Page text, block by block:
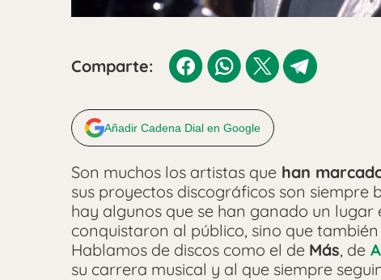
Comparte:
Añadir Cadena Dial en Google
Son muchos los artistas que han
sus proyectos discográficos son siempre
hay algunos que se han ganado un
conquistaron al público, sino que también
Hablamos de discos como el de Más, de
su carrera musical y al que siempre